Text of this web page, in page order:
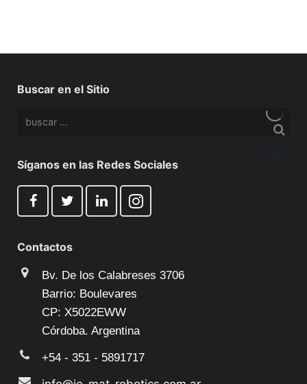
Buscar en el Sitio
Síganos en las Redes Sociales
Contactos
Bv. De los Calabreses 3706
Barrio: Boulevares
CP: X5022EWW
Córdoba. Argentina
+54 - 351 - 5891717